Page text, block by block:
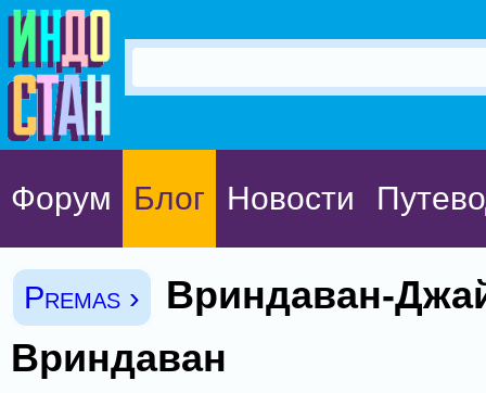
Форум Блог Новости
Premas ›
Вриндаван-
Вриндаван